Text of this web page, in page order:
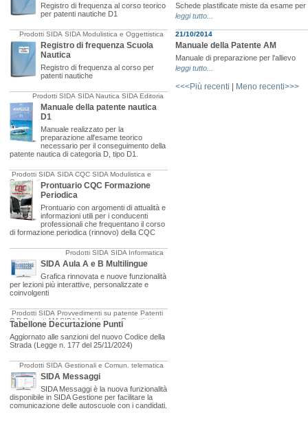
Registro di frequenza al corso teorico
per patenti nautiche D1
Prodotti SIDA SIDA Modulistica e Oggettistica
Registro di frequenza Scuola
Nautica
Registro di frequenza al corso per
patenti nautiche
Prodotti SIDA SIDA Nautica SIDA Editoria
Manuale della patente nautica
D1
Manuale realizzato per la
preparazione all'esame teorico
necessario per il conseguimento della
patente nautica di categoria D, tipo D1.
Prodotti SIDA SIDA CQC SIDA Modulistica e
OggettisticaProntuario CQC Formazione
Periodica
Prontuario con argomenti di attualità e
informazioni utili per i conducenti
professionali che frequentano il corso
di formazione periodica (rinnovo) della CQC
Prodotti SIDA SIDA Informatica
SIDA Aula A e B Multilingue
Grafica rinnovata e nuove funzionalità
per lezioni più interattive, personalizzate e
coinvolgenti
Prodotti SIDA Provvedimenti su patente Patenti
C-D Patenti AM SIDA Modulistica e Oggettistica
Tabellone Decurtazione Punti
Aggiornato alle sanzioni del nuovo Codice della
Strada (Legge n. 177 del 25/11/2024)
Prodotti SIDA Gestionali e Comun. telematica
SIDA Messaggi
SIDA Messaggi è la nuova funzionalità
disponibile in SIDA Gestione per facilitare la
comunicazione delle autoscuole con i candidati.
Schede plastificate miste da esame
leggi tutto...
21/10/2014
Manuale della Patente AM
Manuale di preparazione per l'allievo
leggi tutto...
<<<Più recenti Meno recenti>>>